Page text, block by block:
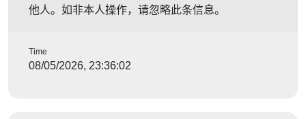
他人。如非本人操作，请忽略此条信息。
Time
08/05/2026, 23:36:02